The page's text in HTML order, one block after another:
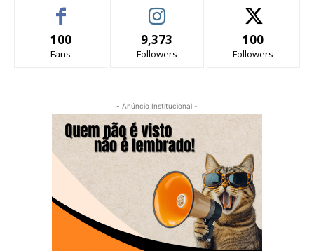
100
Fans
9,373
Followers
100
Followers
- Anúncio Institucional -